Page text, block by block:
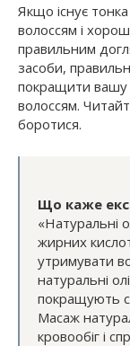
Якщо існує
волоссям і
правильним
засоби,
покращити вашу
волоссям.
боротися.
Що каже
«Натуральні
жирних
утримувати
натуральні
покращують
Масаж
кровообіг і